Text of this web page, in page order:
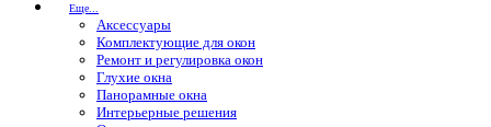
Еще...
Аксессуары
Комплектующие для окон
Ремонт и регулировка окон
Глухие окна
Панорамные окна
Интерьерные решения